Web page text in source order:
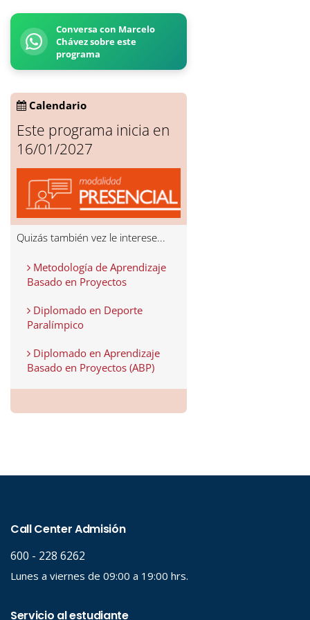
Conversa con Marcelo
Chávez sobre este
programa
Calendario
Este programa inicia en
16/01/2027
Quizás también vez le interese...
Metodología de Aprendizaje
Basado en Proyectos
Diplomado en Deporte
Paralímpico
Diplomado en Aprendizaje
Basado en Proyectos (ABP)